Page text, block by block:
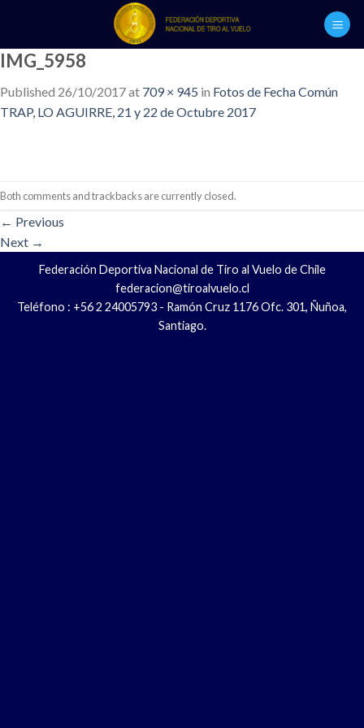
content
IMG_5958
Published 26/10/2017at 709 × 945 in Fotos de Fecha Común
TRAP, LO AGUIRRE, 21 y 22 de Octubre 2017
Both comments and trackbacks are currently closed.
← Previous
Next →
Federación Deportiva Nacional de Tiro al Vuelo de Chile
federacion@tiroalvuelo.cl
Teléfono : +56 2 24005793 - Ramón Cruz 1176 Ofc. 301, Ñuñoa,
Santiago.